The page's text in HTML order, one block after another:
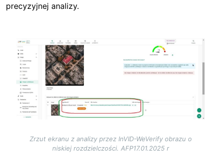
precyzyjnej analizy.
Image
Zrzut ekranu z analizy przez InVID-WeVerify obrazu o
niskiej rozdzielczości. AFP17.01.2025 r